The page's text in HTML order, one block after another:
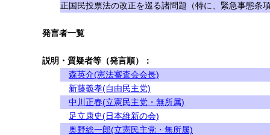
正国民投票法の改正を巡る諸問題（特に、緊急事態条
発言者一覧
説明・質疑者等（発言順）：
森英介(憲法審査会会長)
新藤義孝(自由民主党)
中川正春(立憲民主党・無所属)
足立康史(日本維新の会)
奥野総一郎(立憲民主党・無所属)